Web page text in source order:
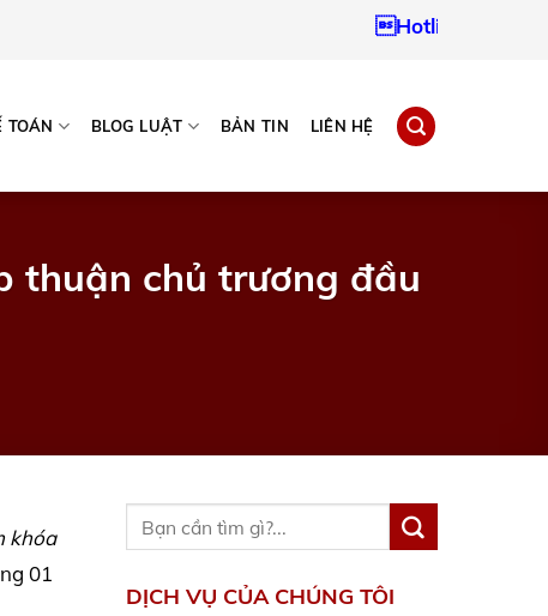
Hotline:0937967242
TOÁN BLOG LUẬT BẢN TIN LIÊN HỆ
thuận chủ trương đầu
khóa
01
DỊCH VỤ CỦA CHÚNG TÔI